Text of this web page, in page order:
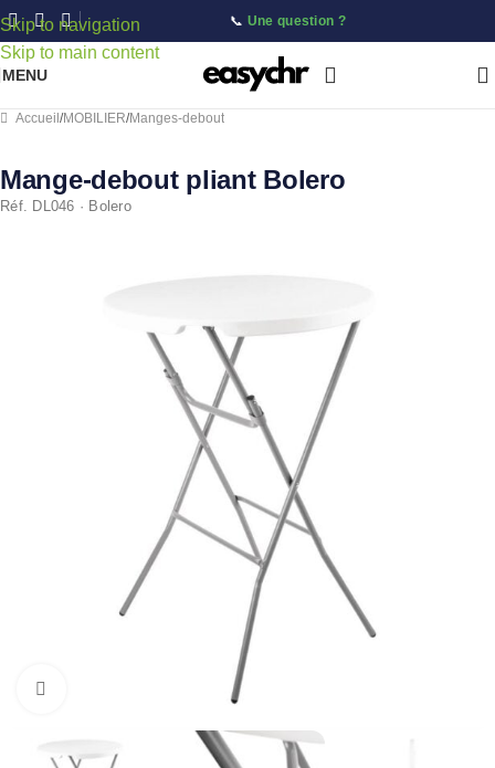
Skip to navigation
Skip to main content
📞 Une question ?
MENU
Accueil /MOBILIER/Manges-debout
Mange-debout pliant Bolero
Réf. DL046 · Bolero